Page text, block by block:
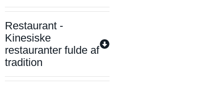
Restaurant -
Kinesiske
restauranter fulde af
tradition